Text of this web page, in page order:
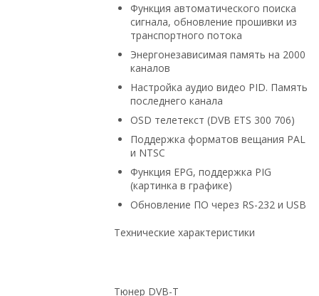
Функция автоматического поиска
сигнала, обновление прошивки из
транспортного потока
Энергонезависимая память на 2000
каналов
Настройка аудио видео РID. Память
последнего канала
OSD телетекст (DVB ETS 300 706)
Поддержка форматов вещания PAL
и NTSC
Функция EPG, поддержка PIG
(картинка в графике)
Обновление ПО через RS-232 и USB
Технические характеристики
Тюнер DVB-T